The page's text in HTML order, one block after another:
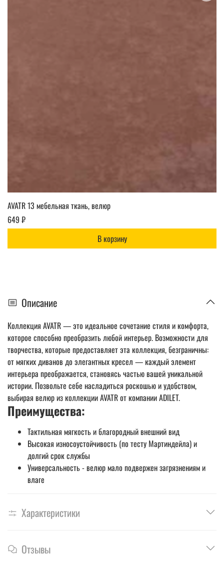
AVATR 13 мебельная ткань, велюр
649 ₽
В корзину
Описание
Коллекция AVATR — это идеальное сочетание стиля и комфорта,
которое способно преобразить любой интерьер. Возможности для
творчества, которые предоставляет эта коллекция, безграничны:
от мягких диванов до элегантных кресел — каждый элемент
интерьера преображается, становясь частью вашей уникальной
истории. Позвольте себе насладиться роскошью и удобством,
выбирая велюр из коллекции AVATR от компании ADILET.
Преимущества:
Тактильная мягкость и благородный внешний вид
Высокая износоустойчивость (по тесту Мартиндейла) и
долгий срок службы
Универсальность - велюр мало подвержен загрязнениям и
влаге
Характеристики
Отзывы